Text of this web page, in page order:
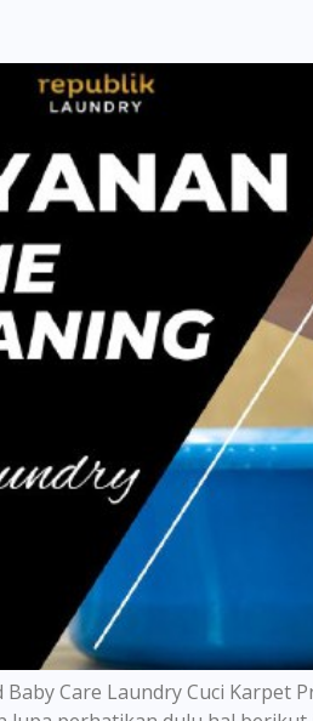
Care Laundry Cuci